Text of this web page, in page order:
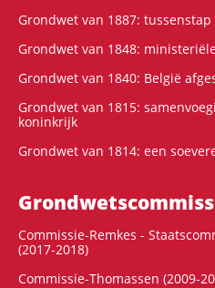
Grondwet van 1887:
Grondwet van 1848:
Grondwet van 1840: België
Grondwet van 1815:
koninkrijk
Grondwet van 1814: een
Commissie-Remkes -
(2017-2018)
Commissie-Thomassen (2009-